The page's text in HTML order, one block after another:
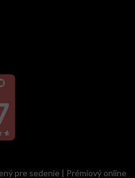
pre sedenie | Prémiový online